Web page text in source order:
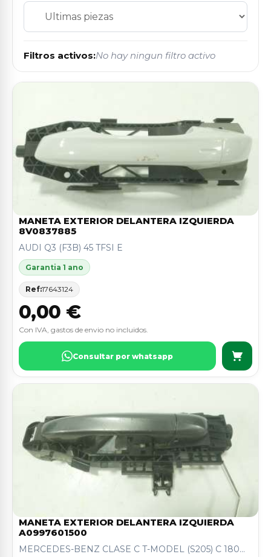
Filtros activos:No hay ningun filtro activo
MANETA EXTERIOR DELANTERA IZQUIERDA
8V0837885
AUDI Q3 (F3B) 45 TFSI E
Garantia 1 ano
Ref:17643124
0,00 €
Con IVA, gastos de envio no incluidos.
Consultar por whatsapp
MANETA EXTERIOR DELANTERA IZQUIERDA
A0997601500
MERCEDES-BENZ CLASE C T-MODEL (S205) C 180...